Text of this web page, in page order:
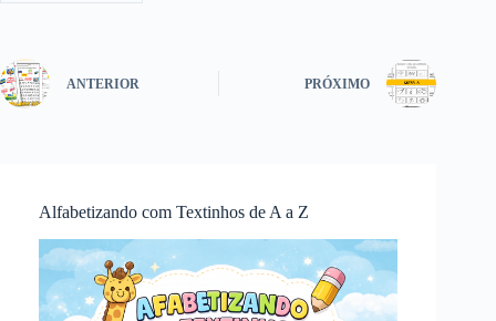
ANTERIOR PRÓXIMO
Alfabetizando com Textinhos de A a Z